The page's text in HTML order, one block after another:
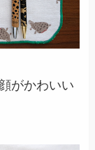
がかわいい